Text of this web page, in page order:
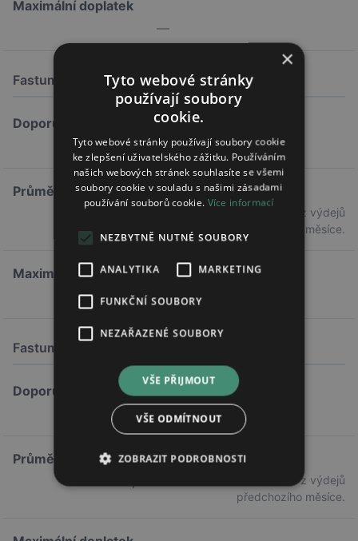
Maximální doplatek
—
Fastum gel 25mg/g100G
Doporučená cena
218,30 Kč
Průměrná cena
Průměrná cena z výdejů
předchozího měsíce.
Maximální doplatek
140,74 Kč
Fastum gel 25mg/g
Doporučená cena
—
Průměrná cena
Průměrná cena z výdejů
předchozího měsíce.
×
Tyto webové stránky
používají soubory
cookie.
Tyto webové stránky používají soubory cookie
ke zlepšení uživatelského zážitku. Používáním
našich webových stránek souhlasíte se všemi
soubory cookie v souladu s našimi zásadami
používání souborů cookie. Více informací
NEZBYTNĚ NUTNÉ SOUBORY
ANALYTIKA MARKETING
FUNKČNÍ SOUBORY
NEZAŘAZENÉ SOUBORY
VŠE PŘIJMOUT
VŠE ODMÍTNOUT
ZOBRAZIT PODROBNOSTI